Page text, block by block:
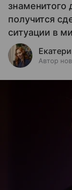
знаменитого
получится
ситуации в
Автор